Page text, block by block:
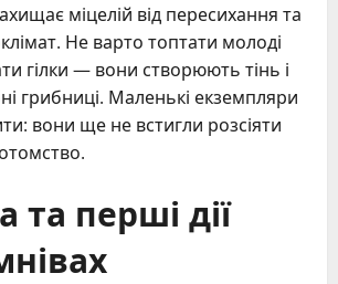
міцелій від пересихання та
Не варто топтати молоді
гілки — вони створюють тінь і
грибниці. Маленькі екземпляри
вони ще не встигли розсіяти
та перші дії